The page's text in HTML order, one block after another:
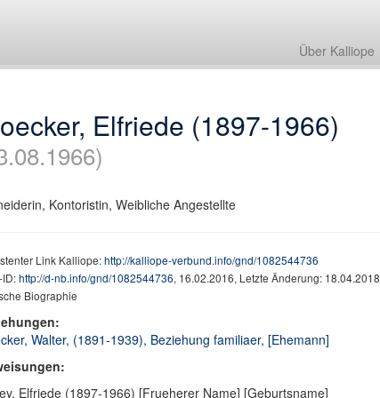
Über Kalliope
Elfriede (1897-1966)
Kontoristin, Weibliche Angestellte
Link Kalliope:http://kalliope-verbund.info/gnd/1082544736
http://d-nb.info/gnd/1082544736, 16.02.2016, Letzte Änderung: 18.04.2018
Biographie
Walter, (1891-1939), Beziehung familiaer, [Ehemann]
Elfriede (1897-1966) [Frueherer Name] [Geburtsname]